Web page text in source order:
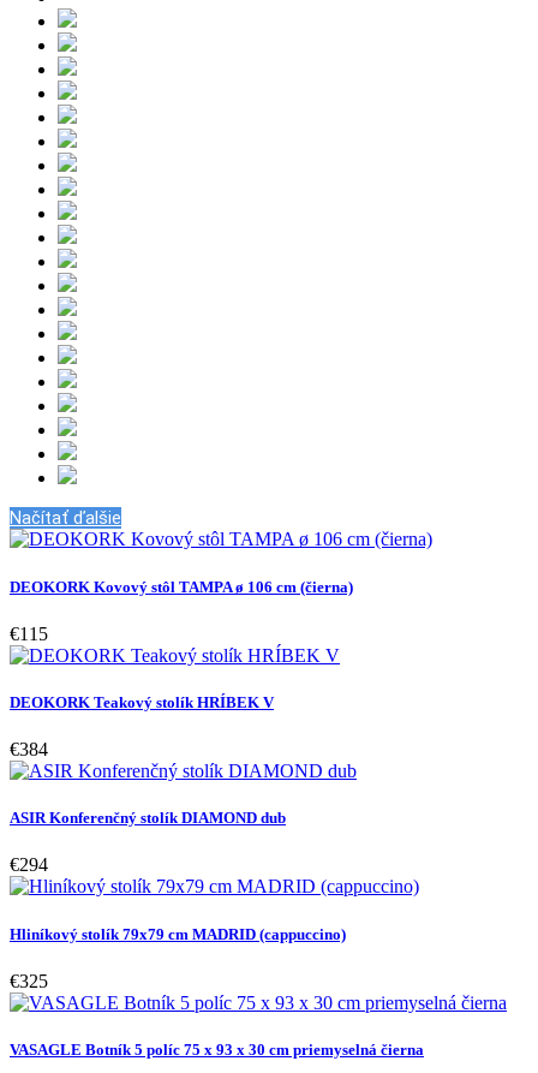
Načítať ďalšie
DEOKORK Kovový stôl TAMPA ø 106 cm (čierna)
€115
DEOKORK Teakový stolík HRÍBEK V
€384
ASIR Konferenčný stolík DIAMOND dub
€294
Hliníkový stolík 79x79 cm MADRID (cappuccino)
€325
VASAGLE Botník 5 políc 75 x 93 x 30 cm priemyselná čierna